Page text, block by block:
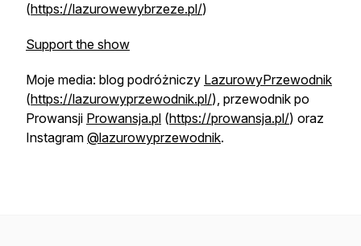
(https://lazurowewybrzeze.pl/)
Support the show
Moje media: blog podróżniczy LazurowyPrzewodnik
(https://lazurowyprzewodnik.pl/), przewodnik po
Prowansji Prowansja.pl (https://prowansja.pl/) oraz
Instagram @lazurowyprzewodnik.